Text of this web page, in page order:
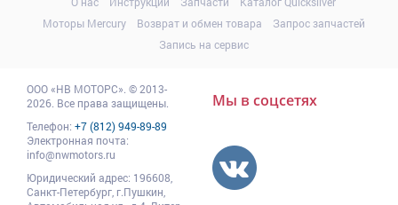
Моторы Mercury
Возврат и обмен товара
Запрос запчастей
Запись на сервис
ООО«НВ МОТОРС» © 2013-
2026. Все права защищены.
Телефон: +7 (812) 949-89-89
Электронная почта:
info@nwmotors.ru
Юридический адрес: 196608
Санкт-Петербург, г.Пушкин
Мы в соцсетях